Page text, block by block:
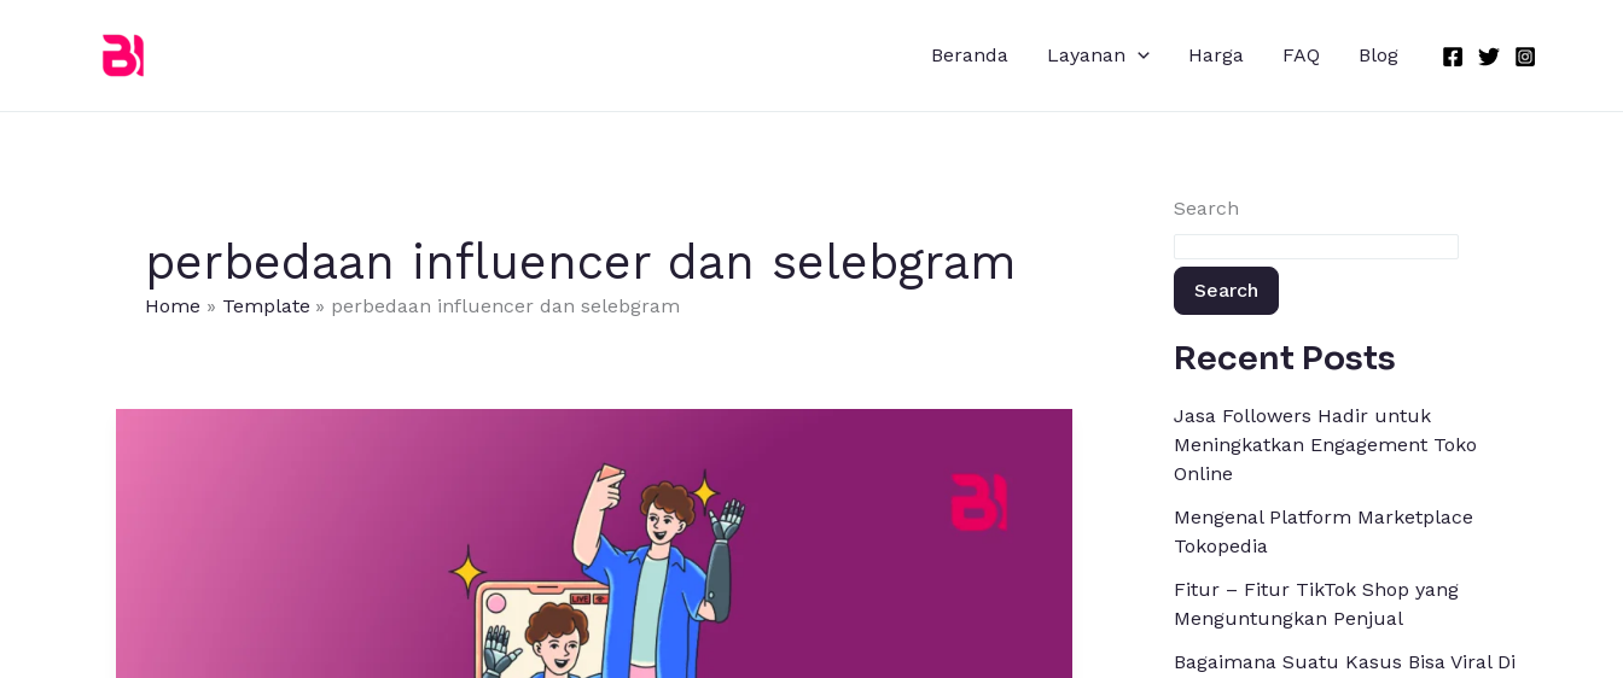
Beranda Layanan Harga FAQ Blog
perbedaan influencer dan selebgram
Home Template perbedaan influencer dan selebgram
Search
Search
Recent Posts
Jasa Followers Hadir untuk
Meningkatkan Engagement Toko
Online
Mengenal Platform Marketplace
Tokopedia
Fitur – Fitur TikTok Shop yang
Menguntungkan Penjual
Bagaimana Suatu Kasus Bisa Viral Di